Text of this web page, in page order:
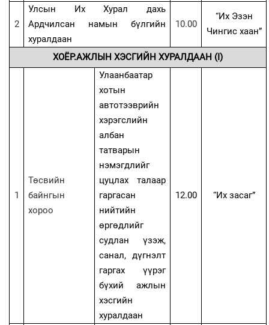
2
Улсын Их Хурал дахь
Ардчилсан намын бүлгийн
хуралдаан
10.00
“Их Эзэн
Чингис хаан”
ХОЁР.АЖЛЫН ХЭСГИЙН ХУРАЛДААН (I)
1
Төсвийн
байнгын
хороо
Улаанбаатар
хотын
автотээврийн
хэрэгслийн
албан
татварын
нэмэгдлийг
цуцлах талаар
гаргасан
нийтийн
өргөдлийг
судлан үзэж,
санал, дүгнэлт
гаргах үүрэг
бүхий ажлын
хэсгийн
хуралдаан
12.00 “Их засаг”